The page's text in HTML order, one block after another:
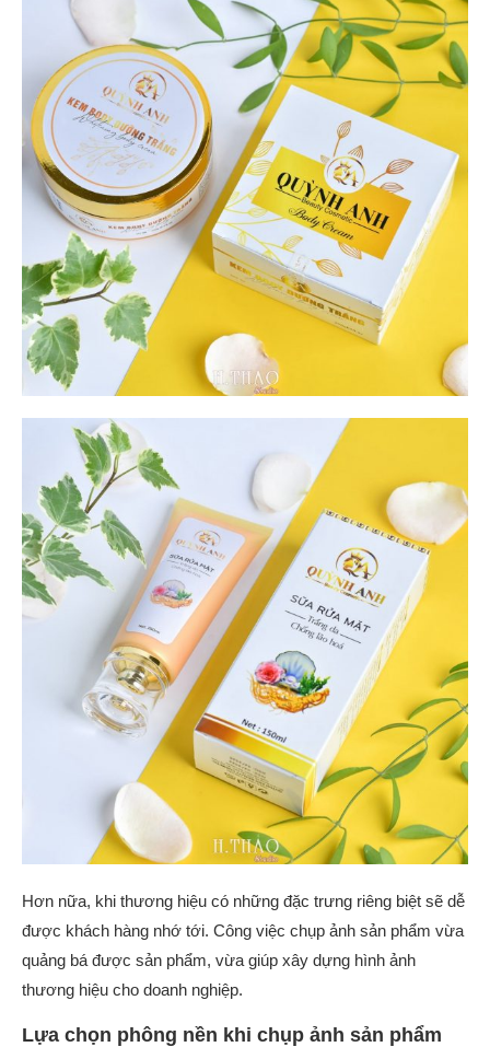
Hơn nữa, khi thương hiệu có những đặc trưng riêng biệt sẽ dễ
được khách hàng nhớ tới. Công việc chụp ảnh sản phẩm vừa
quảng bá được sản phẩm, vừa giúp xây dựng hình ảnh
thương hiệu cho doanh nghiệp.
Lựa chọn phông nền khi chụp ảnh sản phẩm